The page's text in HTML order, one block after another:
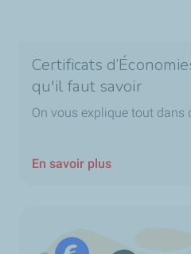
Certificats
qu'il faut savoir
On vous explique tout dans
En savoir plus